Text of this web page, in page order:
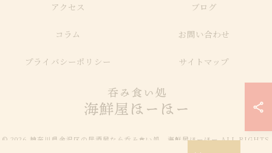
アクセス ブログ
コラム お問い合わせ
プライバシーポリシー サイトマップ
© 2026 神奈川県金沢区の居酒屋なら呑み食い処 海鮮屋ほーほー ALL RIGHTS